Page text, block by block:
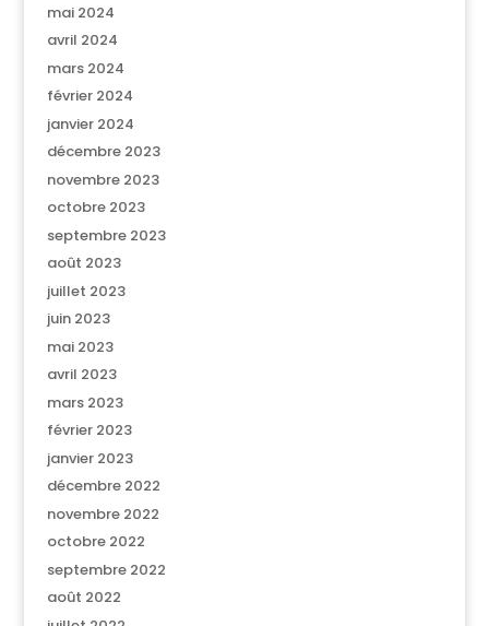
mai 2024
avril 2024
mars 2024
février 2024
janvier 2024
décembre 2023
novembre 2023
octobre 2023
septembre 2023
août 2023
juillet 2023
juin 2023
mai 2023
avril 2023
mars 2023
février 2023
janvier 2023
décembre 2022
novembre 2022
octobre 2022
septembre 2022
août 2022